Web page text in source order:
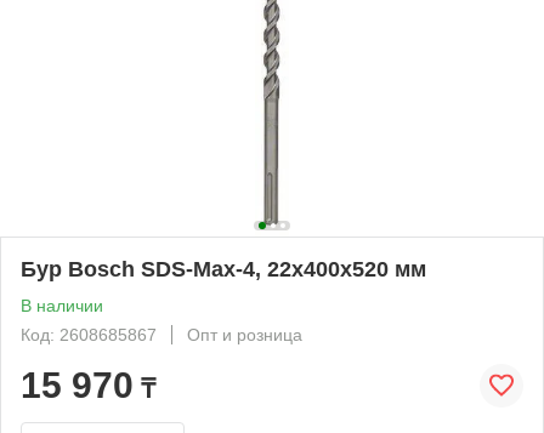
Бур Bosch SDS-Max-4, 22x400x520 мм
В наличии
Код: 2608685867
Опт и розница
15 970 ₸